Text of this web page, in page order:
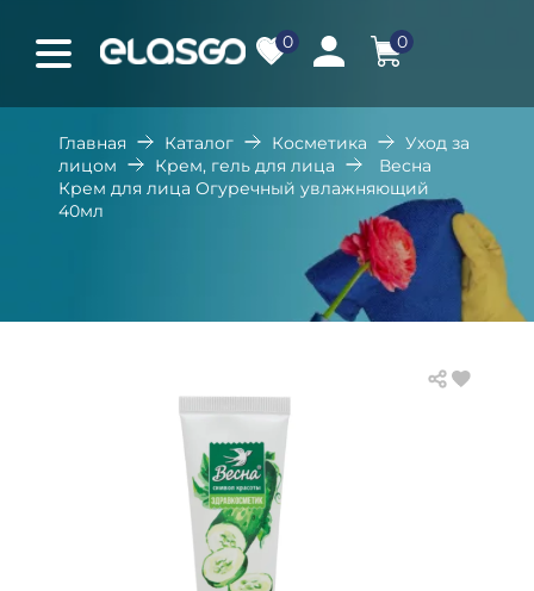
0 0
Главная Каталог Косметика
Уход за
лицом
Крем, гель для лица
Весна
Крем для лица Огуречный увлажняющий
40мл